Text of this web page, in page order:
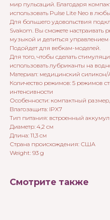
мир пульсаций. Благодаря
использовать Pulse Lite Neo в
Для большего удовольствия
Svakom. Вы сможете настраивать
музыкой и делиться управлением
Подойдет для вебкам-моделей.
Для того, чтобы сделать
использовать лубриканты на
Материал: медицинский силикон/
Количество режимов: 5 режимов
интенсивности
Особенности: компактный
Влагозащита: IPX7
Тип питания: встроенный
Диаметр: 4,2 см
Длина: 11,3 см
Страна происхождения: США
Weight: 93 g
Смотрите также